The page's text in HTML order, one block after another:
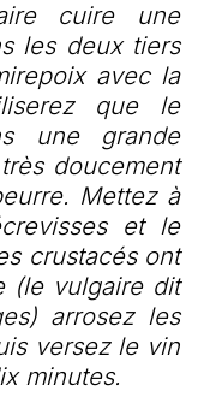
cuire une
les deux tiers
avec la
que le
une grande
doucement
Mettez à
et le
crustacés ont
(le vulgaire dit
arrosez les
versez le vin
minutes.